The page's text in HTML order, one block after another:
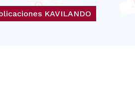
KAVILANDO